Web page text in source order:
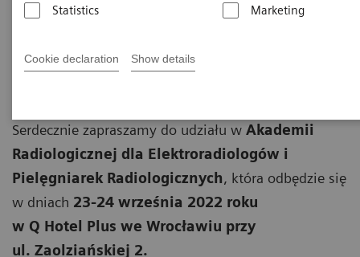
Statistics
Marketing
Cookie declaration Show details
Serdecznie zapraszamy do udziału w Akademii
Radiologicznej dla Elektroradiologów i
Pielęgniarek Radiologicznych, która odbędzie się
w dniach 23-24 września 2022 roku
w Q Hotel Plus we Wrocławiu przy
ul. Zaolziańskiej 2.